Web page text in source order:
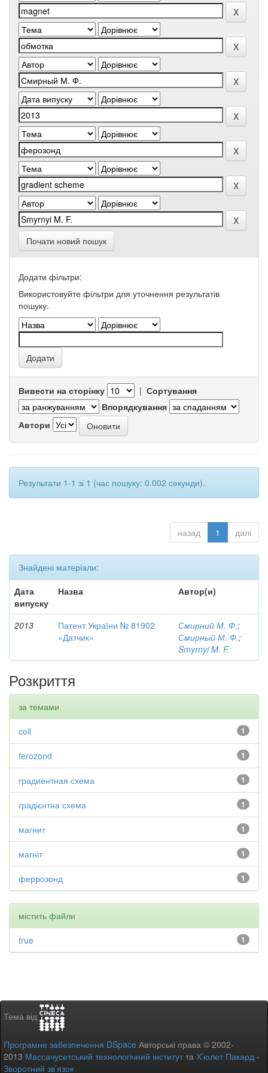
Почати новий пошук
Додати фільтри:
Використовуйте фільтри для уточнення результатів
пошуку.
Вивести на сторінку | Сортування
Впорядкування
Автори
Результати 1-1 зі 1 (час пошуку: 0.002 секунди).
назад 1 далі
Знайдені матеріали:
Дата
випуску
Назва Автор(и)
2013
Патент України № 81902
«Датчик»
Смирний М. Ф.;
Смирный М. Ф.;
Smyrnyi M. F.
Розкриття
за темами
1
coil
1
ferozond
1
градиентная схема
1
градієнтна схема
1
магнит
1
магніт
1
феррозонд
містить файли
1
true
Тема від
Програмне забезпечення DSpace Авторські права © 2002-
2013 Массачусетський технологічний інститутта Х’юлет Пакард -
Зворотний зв’язок